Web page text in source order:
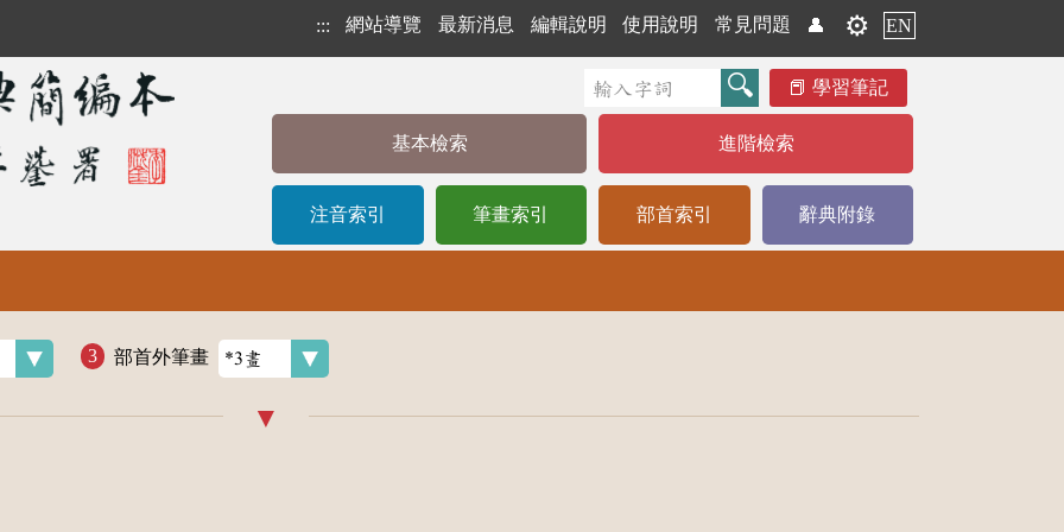
::: 網站導覽 最新消息 編輯說明 使用說明 常見問題 👤 ⚙️ EN
學習筆記
基本檢索 進階檢索
注音索引 筆畫索引 部首索引 辭典附錄
部首外筆畫